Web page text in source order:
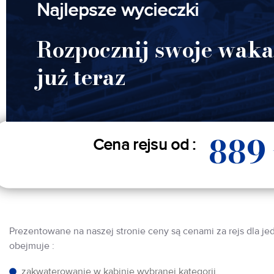
Najlepsze wycieczki
Rozpocznij swoje
już teraz
Cena rejsu od : 889
Prezentowane na naszej stronie ceny są cenami za rejs dla
obejmuje :
zakwaterowanie w kabinie wybranej kategorii